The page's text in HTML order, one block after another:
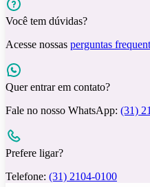
Você tem dúvidas?
Acesse nossas perguntas
Quer entrar em contato?
Fale no nosso WhatsApp: (31)
Prefere ligar?
Telefone: (31) 2104-0100